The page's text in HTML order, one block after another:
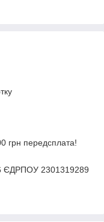
грн передсплата!
ЄДРПОУ 2301319289